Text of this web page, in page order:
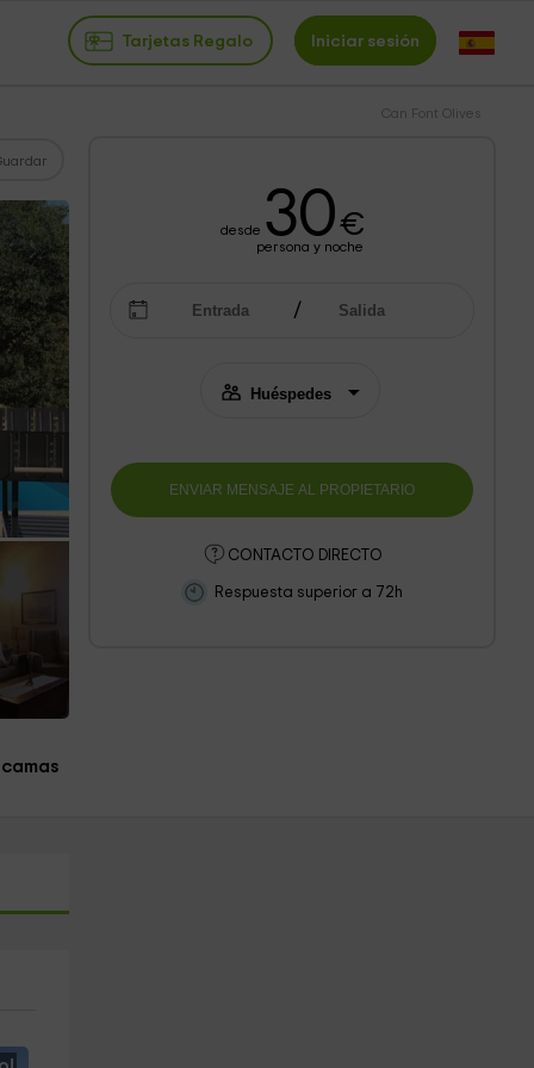
Tarjetas Regalo Iniciar sesión
Can Font Olives
desde 30€
persona y noche
CONTACTO DIRECTO
Respuesta superior a 72h